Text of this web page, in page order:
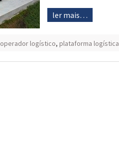
ler mais…
operador logístico, plataforma logística